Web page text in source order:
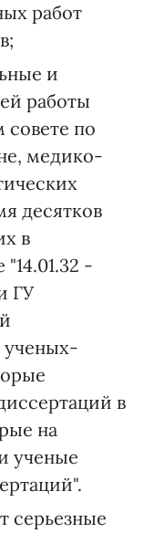
работ
и
работы
совете по
медико-
десятков
в
-
ГУ
ученых-
в
на
ученые
серьезные